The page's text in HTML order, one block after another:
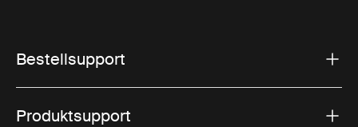
Bestellsupport
Produktsupport